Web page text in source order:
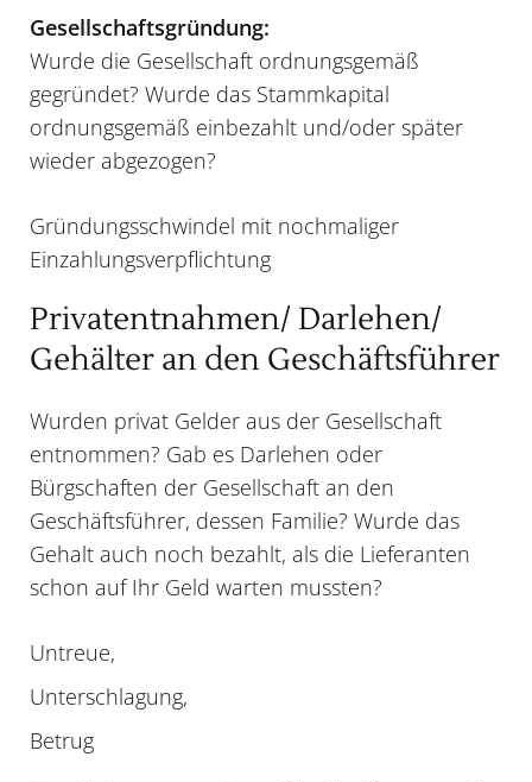
Gesellschaftsgründung:
Wurde die Gesellschaft ordnungsgemäß
gegründet? Wurde das Stammkapital
ordnungsgemäß einbezahlt und/oder später
wieder abgezogen?
Gründungsschwindel mit nochmaliger
Einzahlungsverpflichtung
Privatentnahmen/ Darlehen/
Gehälter an den Geschäftsführer
Wurden privat Gelder aus der Gesellschaft
entnommen? Gab es Darlehen oder
Bürgschaften der Gesellschaft an den
Geschäftsführer, dessen Familie? Wurde das
Gehalt auch noch bezahlt, als die Lieferanten
schon auf Ihr Geld warten mussten?
Untreue,
Unterschlagung,
Betrug